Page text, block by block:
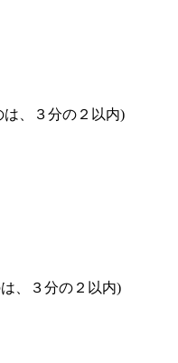
、３分の２以内)
、３分の２以内)